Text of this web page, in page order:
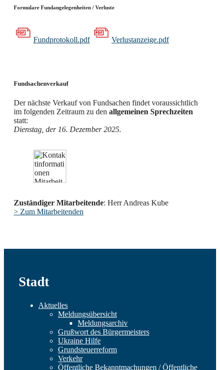
Formulare Fundangelegenheiten / Verluste
Fundprotokoll.pdf Verlustanzeige.pdf
Fundsachenverkauf
Der nächste Verkauf von Fundsachen findet voraussichtlich
im folgenden Zeitraum zu den allgemeinen Sprechzeiten
statt:
Dienstag, der 16. Dezember 2025.
Zuständiger Mitarbeitende: Herr Andreas Kube
> Zum Mitarbeitenden
Stadt
Aktuelles
Meldungsübersicht
Meldungsarchiv
Grußwort des Bürgermeisters
Ukraine Hilfe
Grundsteuerreform
Verkehr
Öffentliche Bekanntmachungen / Öffentliche